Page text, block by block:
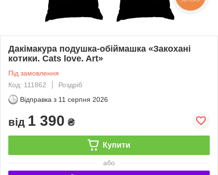
Дакімакура подушка-обіймашка «Закохані
котики. Cats love. Art»
Під замовлення
Код: 111862
Роздріб
Відправка з 11 серпня 2026
від 1 390 ₴
Купити
або